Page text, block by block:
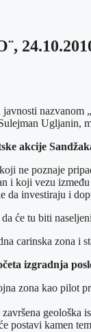
nazvanom
Ugljanin,
akcije
ne poznaje
i koji vezu
da investiraju i
će tu biti
carinska zona i
izgradnja
zona kao pilot
geološka
postavi kamen